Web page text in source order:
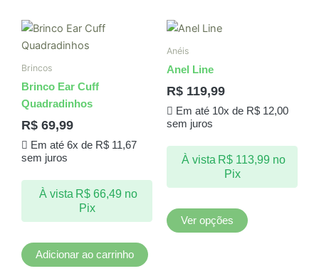
Brincos
Brinco Ear Cuff
Quadradinhos
R$ 69,99
Em até 6x de R$11,67
sem juros
À vista R$ 66,49 no
Pix
Adicionar ao carrinho
Anéis
Anel Line
R$ 119,99
Em até 10x de R$12,00
sem juros
À vista R$ 113,99 no
Pix
Ver opções
As
podem
ser
página